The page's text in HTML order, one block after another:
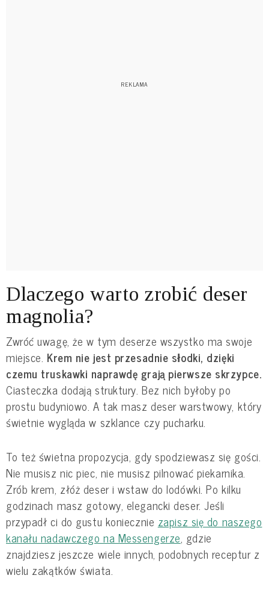
Dlaczego warto zrobić deser
magnolia?
Zwróć uwagę, że w tym deserze wszystko ma swoje
miejsce. Krem nie jest przesadnie słodki, dzięki
czemu truskawki naprawdę grają pierwsze skrzypce.
Ciasteczka dodają struktury. Bez nich byłoby po
prostu budyniowo. A tak masz deser warstwowy, który
świetnie wygląda w szklance czy pucharku.
To też świetna propozycja, gdy spodziewasz się gości.
Nie musisz nic piec, nie musisz pilnować piekarnika.
Zrób krem, złóż deser i wstaw do lodówki. Po kilku
godzinach masz gotowy, elegancki deser. Jeśli
przypadł ci do gustu koniecznie zapisz się do naszego
kanału nadawczego na Messengerze, gdzie
znajdziesz jeszcze wiele innych, podobnych receptur z
wielu zakątków świata.